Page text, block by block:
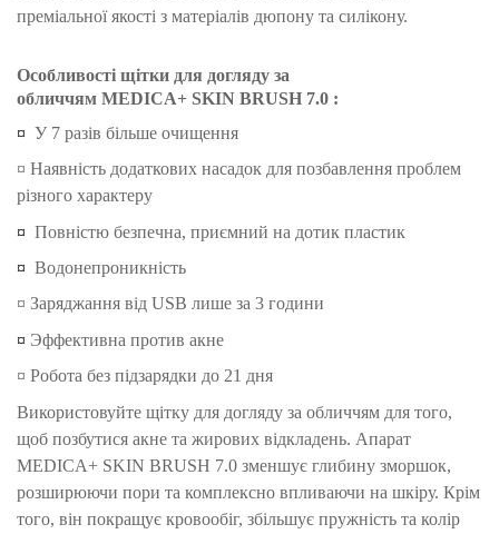
преміальної якості з матеріалів дюпону та силікону.
Особливості щітки для догляду за
обличчям MEDICA+ SKIN BRUSH 7.0 :
¤ У 7 разів більше очищення
¤ Наявність додаткових насадок для позбавлення проблем
різного характеру
¤ Повністю безпечна, приємний на дотик пластик
¤ Водонепроникність
¤ Заряджання від USB лише за 3 години
¤ Эффективна против акне
¤ Робота без підзарядки до 21 дня
Використовуйте щітку для догляду за обличчям для того,
щоб позбутися акне та жирових відкладень. Апарат
MEDICA+ SKIN BRUSH 7.0 зменшує глибину зморшок,
розширюючи пори та комплексно впливаючи на шкіру. Крім
того, він покращує кровообіг, збільшує пружність та колір